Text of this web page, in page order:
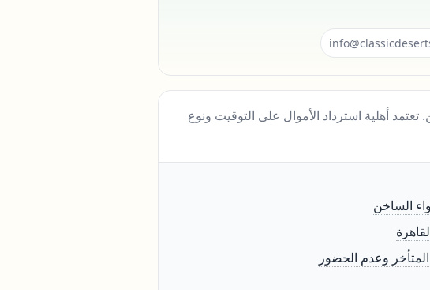
أهلية استرداد الأموال على التوقيت ونوع
الساخن
وعدم الحضور